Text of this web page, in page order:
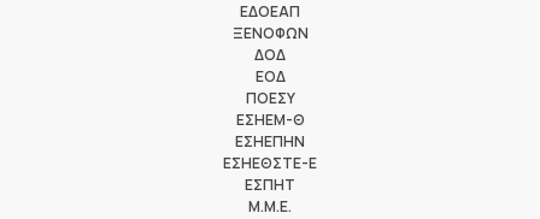
ΕΔΟΕΑΠ
ΞΕΝΟΦΩΝ
ΔΟΔ
ΕΟΔ
ΠΟΕΣΥ
ΕΣΗΕΜ-Θ
ΕΣΗΕΠΗΝ
ΕΣΗΕΘΣΤΕ-Ε
ΕΣΠΗΤ
M.M.E.